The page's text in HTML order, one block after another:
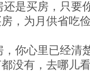
是买房，只要
，为月供省吃
你心里已经清
没有，去哪儿